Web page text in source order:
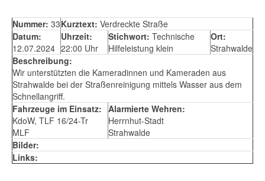
Nummer: 33Kurztext: Verdreckte Straße
Datum:
12.07.2024
Uhrzeit:
22:00 Uhr
Stichwort: Technische
Hilfeleistung klein
Ort:
Strahwalde
Beschreibung:
Wir unterstützten die Kameradinnen und Kameraden aus
Strahwalde bei der Straßenreinigung mittels Wasser aus dem
Schnellangriff.
Fahrzeuge im Einsatz:
KdoW, TLF 16/24-Tr
MLF
Alarmierte Wehren:
Herrnhut-Stadt
Strahwalde
Bilder:
Links: